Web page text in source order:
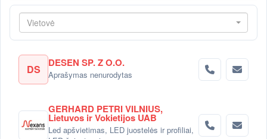
Vietovė
DS DESEN SP. Z O.O.
Aprašymas nenurodytas
GERHARD PETRI VILNIUS,
Lietuvos ir Vokietijos UAB
Led apšvietimas, LED juostelės ir profiliai,